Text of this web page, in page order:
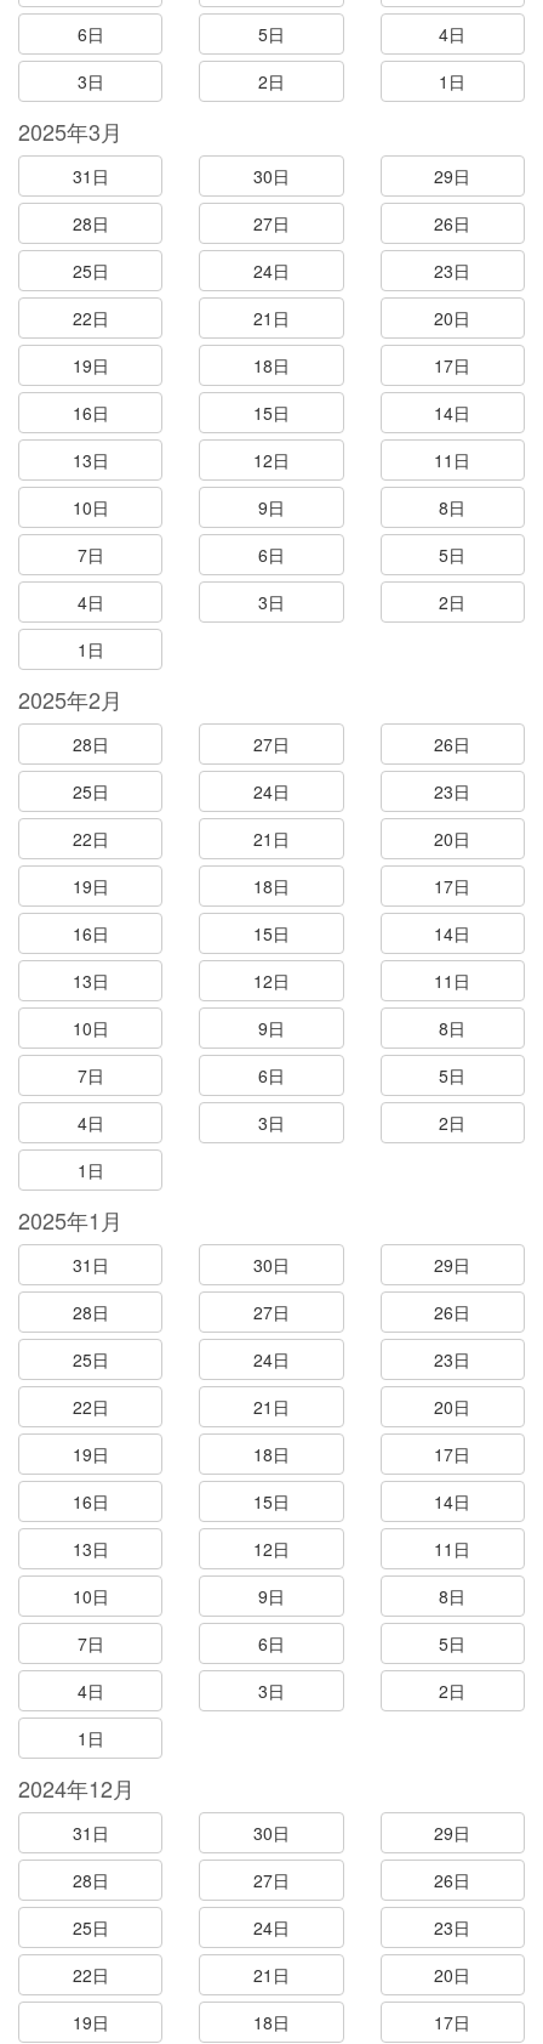
6日
5日
4日
3日
2日 1日
2025年3月
31日 30日
29日
28日
27日
26日
25日
24日
23日
22日
21日
20日
19日
18日
17日
16日
15日
14日
13日
12日
11日
10日
9日
8日
7日
6日
5日
4日
3日
2日
1日
2025年2月
28日 27日
26日
25日
24日
23日
22日
21日
20日
19日
18日
17日
16日
15日
14日
13日
12日
11日
10日
9日
8日
7日
6日
5日
4日
3日
2日
1日
2025年1月
31日 30日
29日
28日
27日
26日
25日
24日
23日
22日
21日
20日
19日
18日
17日
16日
15日
14日
13日
12日
11日
10日
9日
8日
7日
6日
5日
4日
3日
2日
1日
2024年12月
31日 30日
29日
28日
27日
26日
25日
24日
23日
22日
21日
20日
19日
18日
17日